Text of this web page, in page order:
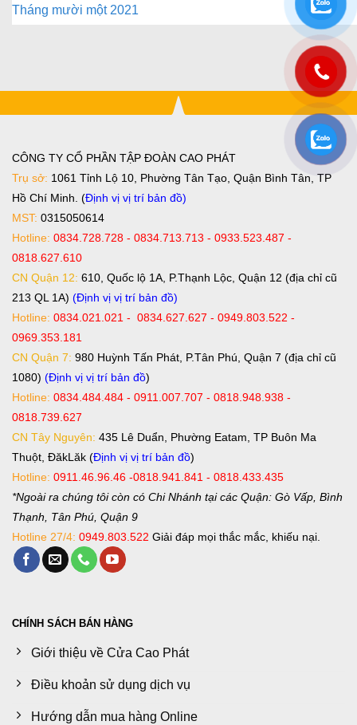
Tháng mười một 2021
CÔNG TY CỔ PHẦN TẬP ĐOÀN CAO PHÁT
Trụ sở: 1061 Tỉnh Lộ 10, Phường Tân Tạo, Quận Bình Tân, TP
Hồ Chí Minh. (Định vị vị trí bản đồ)
MST: 0315050614
Hotline: 0834.728.728 - 0834.713.713 - 0933.523.487 -
0818.627.610
CN Quận 12: 610, Quốc lộ 1A, P.Thạnh Lộc, Quận 12 (địa chỉ cũ
213 QL 1A) (Định vị vị trí bản đồ)
Hotline: 0834.021.021 - 0834.627.627 - 0949.803.522 -
0969.353.181
CN Quận 7: 980 Huỳnh Tấn Phát, P.Tân Phú, Quận 7 (địa chỉ cũ
1080) (Định vị vị trí bản đồ)
Hotline: 0834.484.484 - 0911.007.707 - 0818.948.938 -
0818.739.627
CN Tây Nguyên: 435 Lê Duẩn, Phường Eatam, TP Buôn Ma
Thuột, ĐăkLăk (Định vị vị trí bản đồ)
Hotline: 0911.46.96.46 -0818.941.841 - 0818.433.435
*Ngoài ra chúng tôi còn có Chi Nhánh tại các Quận: Gò Vấp, Bình
Thạnh, Tân Phú, Quận 9
Hotline 27/4: 0949.803.522 Giải đáp mọi thắc mắc, khiếu nại.
CHÍNH SÁCH BÁN HÀNG
Giới thiệu về Cửa Cao Phát
Điều khoản sử dụng dịch vụ
Hướng dẫn mua hàng Online